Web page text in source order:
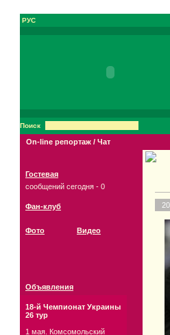
РУС
Поиск
On-line репортаж / Чат
Гостевая
сообщений сегодня - 0
Фан-клуб
Фото Видео
Объявления
18-й Чемпионат Украины
26 тур
1 мая. Комсомольский